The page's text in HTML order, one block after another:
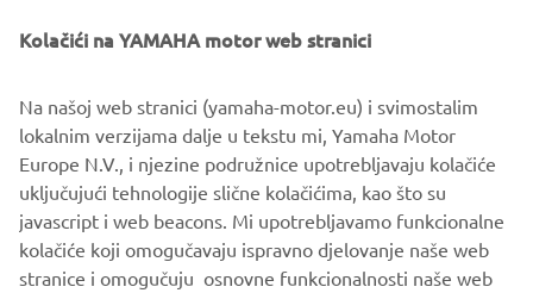
jednostavnošću, praktičnim dizajnom interijera i glatkim
performansama za opuštene dane na vodi.
SLUŽBENO WEB-MJESTO YAMARIN
Kolačići na YAMAHA motor web stranici
Na našoj web stranici (yamaha-motor.eu) i svimostalim
lokalnim verzijama dalje u tekstu mi, Yamaha Motor
Europe N.V., i njezine podružnice upotrebljavaju kolačiće
uključujući tehnologije slične kolačićima, kao što su
javascript i web beacons. Mi upotrebljavamo funkcionalne
kolačiće koji omogučavaju ispravno djelovanje naše web
stranice i omogučuju osnovne funkcionalnosti naše web